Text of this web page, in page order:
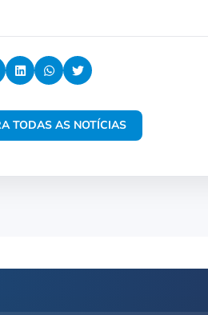
TODAS AS NOTÍCIAS